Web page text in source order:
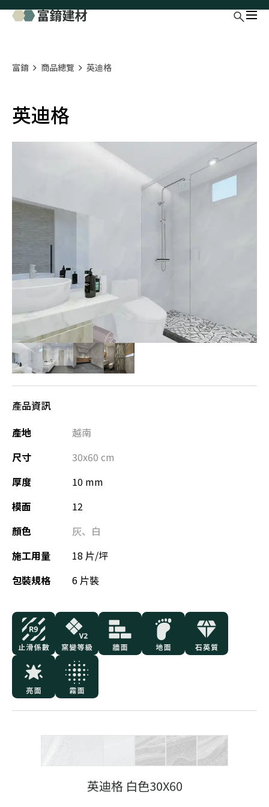
富錥 商品總覽 英迪格
英迪格
產品資訊
產地
越南
尺寸
30x60 cm
厚度
10 mm
模面
12
顏色
灰、 白
施工用量
18 片/坪
包裝規格
6 片裝
英迪格 白色30X60